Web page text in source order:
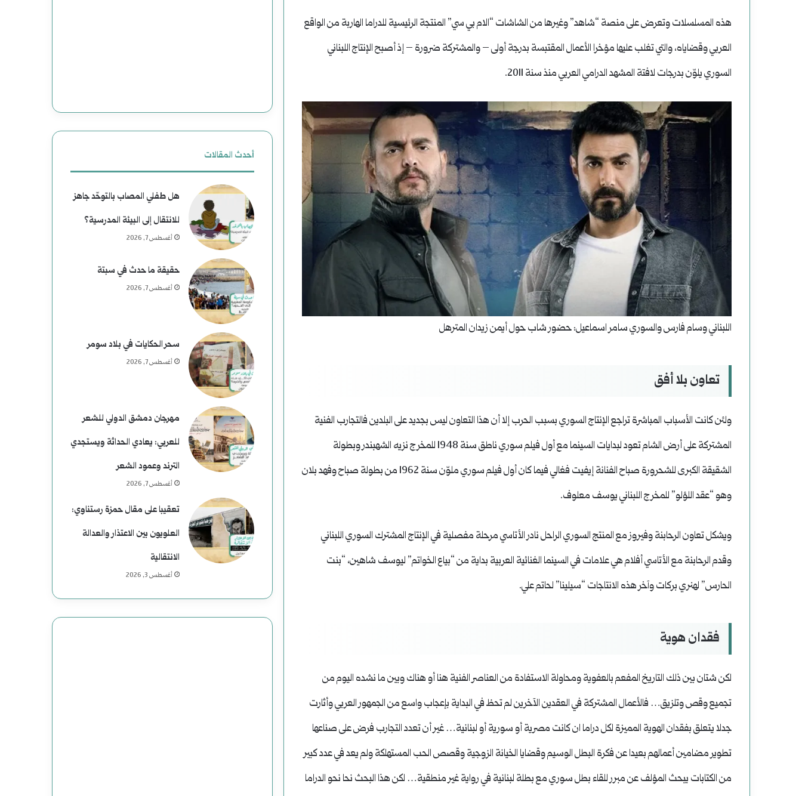
هذه المسلسلات وتعرض على منصة “شاهد” وغيرها من الشاشات “الام بي سي” المنتجة الرئيسية للدراما الهاربة من الواقع
العربي وقضاياه، والتي تغلب عليها مؤخرا الأعمال المقتبسة بدرجة أولى – والمشتركة ضرورة – إذ أصبح الإنتاج اللبناني
السوري يلوّن بدرجات لافتة المشهد الدرامي العربي منذ سنة 2011.
اللبناني وسام فارس والسوري سامر اسماعيل: حضور شاب حول أيمن زيدان المترهل
تعاون بلا أفق
ولئن كانت الأسباب المباشرة تراجع الإنتاج السوري بسبب الحرب إلا أن هذا التعاون ليس بجديد على البلدين فالتجارب الفنية
المشتركة على أرض الشام تعود لبدايات السينما مع أول فيلم سوري ناطق سنة 1948 للمخرج نزيه الشهبندر وبطولة
الشقيقة الكبرى للشحرورة صباح الفنانة إيفيت فغالي فيما كان أول فيلم سوري ملوّن سنة 1962 من بطولة صباح وفهد بلان
وهو “عقد اللؤلو” للمخرج اللبناني يوسف معلوف.
ويشكل تعاون الرحابنة وفيروز مع المنتج السوري الراحل نادر الأتاسي مرحلة مفصلية في الإنتاج المشترك السوري اللبناني
وقدم الرحابنة مع الأتاسي أفلام هي علامات في السينما الغنائية العربية بداية من “بياع الخواتم” ليوسف شاهين، “بنت
الحارس” لهنري بركات وآخر هذه الانتاجات “سيلينا” لحاتم علي.
فقدان هوية
لكن شتان بين ذلك التاريخ المفعم بالعفوية ومحاولة الاستفادة من العناصر الفنية هنا أو هناك وبين ما نشده اليوم من
تجميع وقص وتلزيق… فالأعمال المشتركة في العقدين الآخرين لم تحظ في البداية بإعجاب واسع من الجمهور العربي وأثارت
جدلا يتعلق بفقدان الهوية المميزة لكل دراما ان كانت مصرية أو سورية أو لبنانية… غير أن تعدد التجارب فرض على صناعها
تطوير مضامين أعمالهم بعيدا عن فكرة البطل الوسيم وقضايا الخيانة الزوجية وقصص الحب المستهلكة ولم يعد في عدد كبير
من الكتابات يبحث المؤلف عن مبرر للقاء بطل سوري مع بطلة لبنانية في رواية غير منطقية… لكن هذا البحث نحا نحو الدراما
أحدث المقالات
هل طفلي المصاب بالتوحّد جاهز
للانتقال إلى البيئة المدرسية؟
أغسطس 7, 2026
حقيقة ما حدث في سبتة
أغسطس 7, 2026
سحر الحكايات في بلاد سومر
أغسطس 7, 2026
مهرجان دمشق الدولي للشعر
للعربي: يعادي الحداثة ويستجدي
الترند وعمود الشعر
أغسطس 7, 2026
تعقيبا على مقال حمزة رستناوي:
العلويون بين الاعتذار والعدالة
الانتقالية
أغسطس 3, 2026